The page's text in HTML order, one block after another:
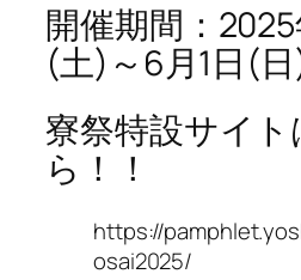
開催期間：
(土)～6月1日(
寮祭特設サイト
ら！！
https://
osai2025/